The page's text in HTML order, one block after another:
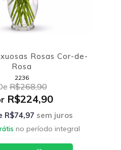
Rosas Cor-de-
Rosa
2236
R$268,90
R$224,90
R$74,97 sem juros
no período integral